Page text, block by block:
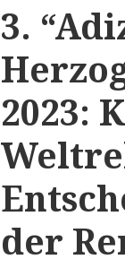
3.
2023:
der